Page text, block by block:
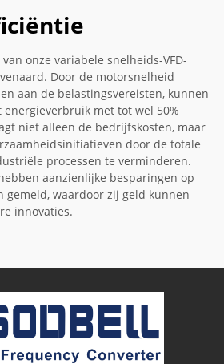
onze variabele snelheids-VFD-
Door de motorsnelheid
aan de belastingsvereisten, kunnen
met tot wel 50%
niet alleen de bedrijfskosten, maar
door de totale
processen te verminderen.
aanzienlijke besparingen op
gemeld, waardoor zij geld kunnen
innovaties.